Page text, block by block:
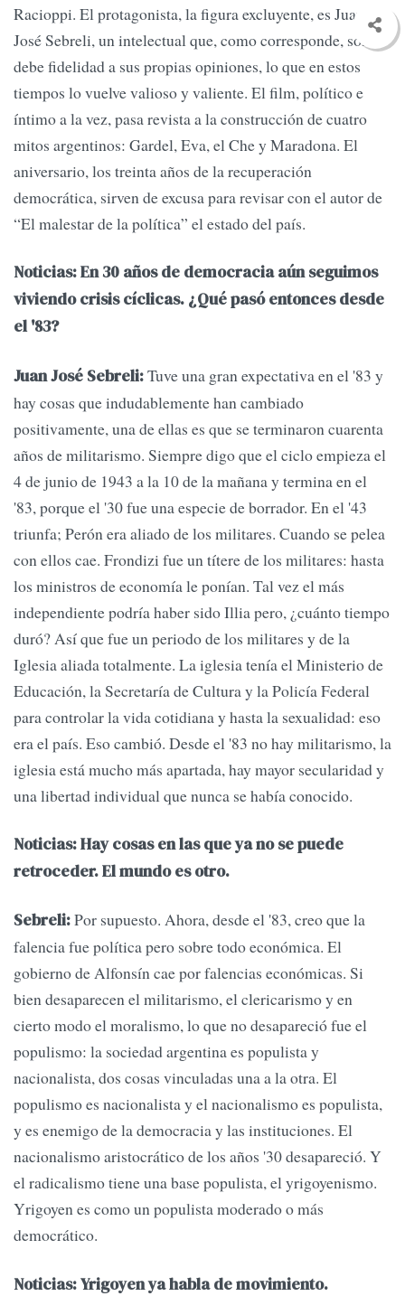
Racioppi. El protagonista, la figura excluyente, es Juan
José Sebreli, un intelectual que, como corresponde, solo
debe fidelidad a sus propias opiniones, lo que en estos
tiempos lo vuelve valioso y valiente. El film, político e
íntimo a la vez, pasa revista a la construcción de cuatro
mitos argentinos: Gardel, Eva, el Che y Maradona. El
aniversario, los treinta años de la recuperación
democrática, sirven de excusa para revisar con el autor de
“El malestar de la política” el estado del país.
Noticias: En 30 años de democracia aún seguimos
viviendo crisis cíclicas. ¿Qué pasó entonces desde
el '83?
Juan José Sebreli:Tuve una gran expectativa en el '83 y
hay cosas que indudablemente han cambiado
positivamente, una de ellas es que se terminaron cuarenta
años de militarismo. Siempre digo que el ciclo empieza el
4 de junio de 1943 a la 10 de la mañana y termina en el
'83, porque el '30 fue una especie de borrador. En el '43
triunfa; Perón era aliado de los militares. Cuando se pelea
con ellos cae. Frondizi fue un títere de los militares: hasta
los ministros de economía le ponían. Tal vez el más
independiente podría haber sido Illia pero, ¿cuánto tiempo
duró? Así que fue un periodo de los militares y de la
Iglesia aliada totalmente. La iglesia tenía el Ministerio de
Educación, la Secretaría de Cultura y la Policía Federal
para controlar la vida cotidiana y hasta la sexualidad: eso
era el país. Eso cambió. Desde el '83 no hay militarismo, la
iglesia está mucho más apartada, hay mayor secularidad y
una libertad individual que nunca se había conocido.
Noticias: Hay cosas en las que ya no se puede
retroceder. El mundo es otro.
Sebreli:Por supuesto. Ahora, desde el '83, creo que la
falencia fue política pero sobre todo económica. El
gobierno de Alfonsín cae por falencias económicas. Si
bien desaparecen el militarismo, el clericarismo y en
cierto modo el moralismo, lo que no desapareció fue el
populismo: la sociedad argentina es populista y
nacionalista, dos cosas vinculadas una a la otra. El
populismo es nacionalista y el nacionalismo es populista,
y es enemigo de la democracia y las instituciones. El
nacionalismo aristocrático de los años '30 desapareció. Y
el radicalismo tiene una base populista, el yrigoyenismo.
Yrigoyen es como un populista moderado o más
democrático.
Noticias: Yrigoyen ya habla de movimiento.